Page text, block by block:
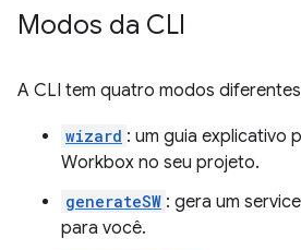
Modos da CLI
A CLI tem quatro modos
wizard : um guia explicativo
Workbox no seu projeto.
generateSW : gera um
para você.